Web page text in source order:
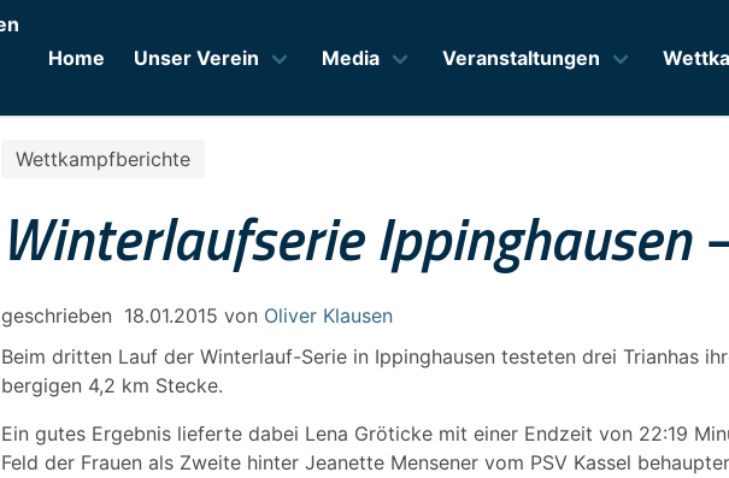
Home Unser Verein Media Veranstaltungen
Wettkampfberichte
Winterlaufserie Ippinghausen
geschrieben 18.01.2015 von Oliver Klausen
Beim dritten Lauf der Winterlauf-Serie in Ippinghausen testeten drei Trianhas
bergigen 4,2 km Stecke.
Ein gutes Ergebnis lieferte dabei Lena Gröticke mit einer Endzeit von 22:19
Feld der Frauen als Zweite hinter Jeanette Mensener vom PSV Kassel